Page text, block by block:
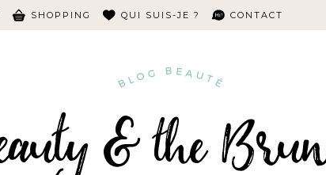
SHOPPING QUI SUIS-JE ? CONTACT